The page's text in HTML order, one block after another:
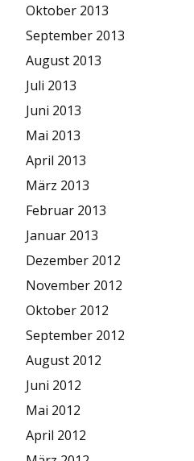
Oktober 2013
September 2013
August 2013
Juli 2013
Juni 2013
Mai 2013
April 2013
März 2013
Februar 2013
Januar 2013
Dezember 2012
November 2012
Oktober 2012
September 2012
August 2012
Juni 2012
Mai 2012
April 2012